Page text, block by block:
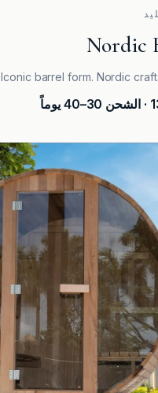
Nordic
Iconic barrel form. Nordic
· الشحن 30–40 يوماً